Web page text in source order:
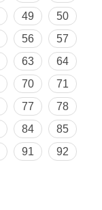
49
50
56
57
63
64
70
71
77
78
84
85
91
92